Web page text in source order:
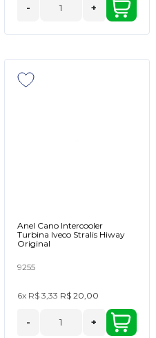
- +
Anel Cano Intercooler
Turbina Iveco Stralis Hiway
Original
9255
6x R$ 3,33 R$ 20,00
- +